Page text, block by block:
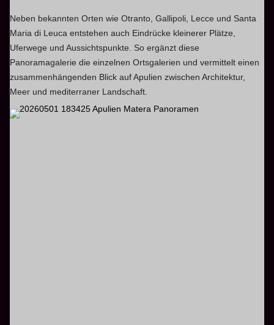
Neben bekannten Orten wie Otranto, Gallipoli, Lecce und Santa
Maria di Leuca entstehen auch Eindrücke kleinerer Plätze,
Uferwege und Aussichtspunkte. So ergänzt diese
Panoramagalerie die einzelnen Ortsgalerien und vermittelt einen
zusammenhängenden Blick auf Apulien zwischen Architektur,
Meer und mediterraner Landschaft.